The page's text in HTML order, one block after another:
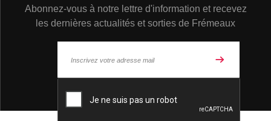
Abonnez-vous à notre lettre d'information et recevez
les dernières actualités et sorties de Frémeaux